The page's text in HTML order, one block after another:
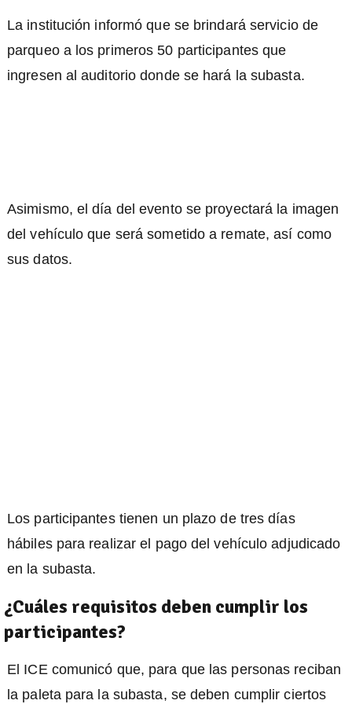
La institución informó que se brindará servicio de
parqueo a los primeros 50 participantes que
ingresen al auditorio donde se hará la subasta.
Asimismo, el día del evento se proyectará la imagen
del vehículo que será sometido a remate, así como
sus datos.
Los participantes tienen un plazo de tres días
hábiles para realizar el pago del vehículo adjudicado
en la subasta.
¿Cuáles requisitos deben cumplir los
participantes?
El ICE comunicó que, para que las personas reciban
la paleta para la subasta, se deben cumplir ciertos